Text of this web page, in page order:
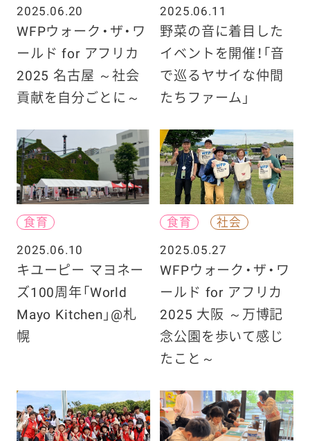
2025.06.20
WFPウォーク・ザ・ワ
ールド for アフリカ
2025 名古屋 ～社会
貢献を自分ごとに～
2025.06.11
野菜の音に着目した
イベントを開催！「音
で巡るヤサイな仲間
たちファーム」
食育
2025.06.10
キユーピー マヨネー
ズ100周年「World
Mayo Kitchen」@札
幌
食育
社会
2025.05.27
WFPウォーク・ザ・ワ
ールド for アフリカ
2025 大阪 ～万博記
念公園を歩いて感じ
たこと～